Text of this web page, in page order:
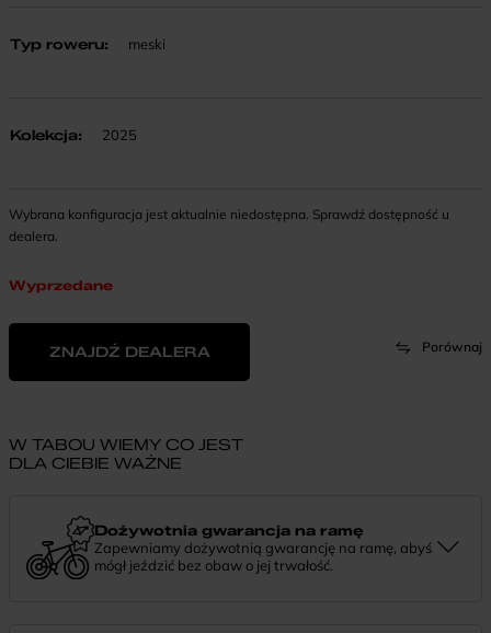
Typ roweru: meski
Kolekcja: 2025
Wybrana konfiguracja jest aktualnie niedostępna. Sprawdź dostępność u
dealera.
Wyprzedane
Porównaj
ZNAJDŹ DEALERA
W TABOU WIEMY CO JEST
DLA CIEBIE WAŻNE
Dożywotnia gwarancja na ramę
Zapewniamy dożywotnią gwarancję na ramę, abyś
mógł jeździć bez obaw o jej trwałość.